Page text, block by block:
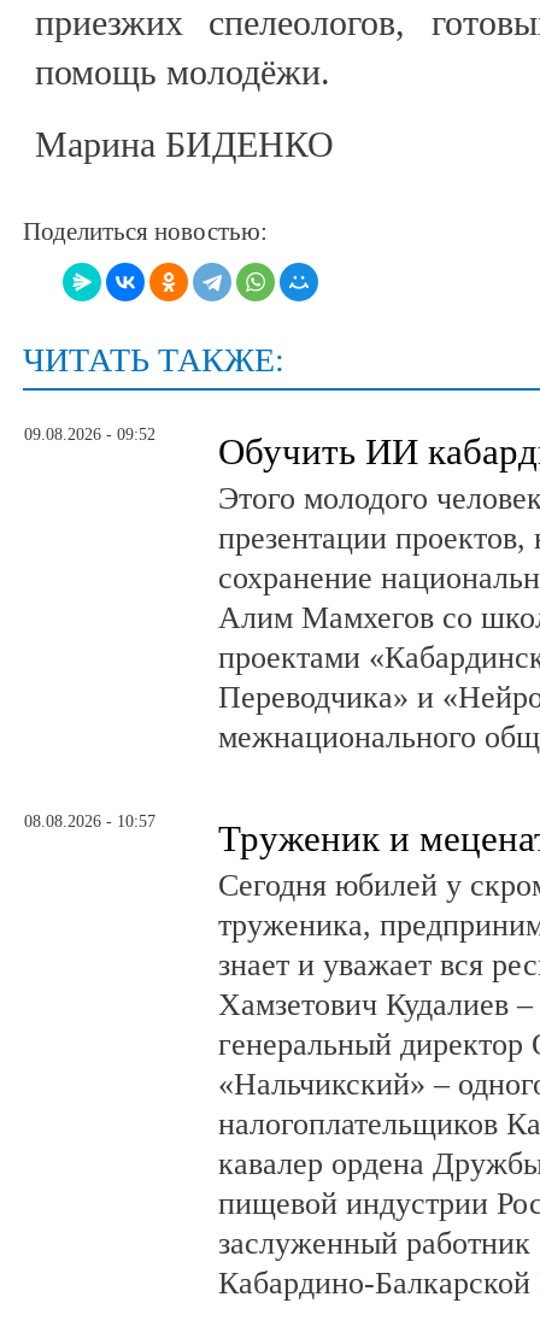
приезжих спелеологов,
помощь молодёжи.
Марина БИДЕНКО
Поделиться новостью:
ЧИТАТЬ ТАКЖЕ:
09.08.2026 - 09:52 Обучить ИИ
Этого молодого
презентации
сохранение
Алим Мамхегов со
проектами
Переводчика» и
межнационального
08.08.2026 - 10:57 Труженик и
Сегодня юбилей у
труженика,
знает и уважает вся
Хамзетович Кудалиев
генеральный
«Нальчикский» –
налогоплательщиков
кавалер ордена
пищевой индустрии
заслуженный работник
Кабардино-